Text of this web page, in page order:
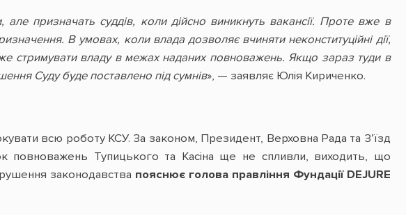
призначать суддів, коли дійсно виникнуть вакансії. Проте вже в
В умовах, коли влада дозволяє вчиняти неконституційні дії,
стримувати владу в межах наданих повноважень. Якщо зараз туди в
Суду буде поставлено під сумнів», — заявляє Юлія Кириченко.
всю роботу КСУ. За законом, Президент, Верховна Рада та З’їзд
повноважень Тупицького та Касіна ще не спливли, виходить, що
законодавства пояснює голова правління Фундації DEJURE